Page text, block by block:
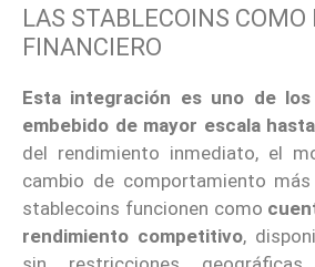
LAS STABLECOINS COMO
FINANCIERO
Esta integración es uno de los
embebido de mayor escala
del rendimiento inmediato, el
cambio de comportamiento
stablecoins funcionen como
rendimiento competitivo,